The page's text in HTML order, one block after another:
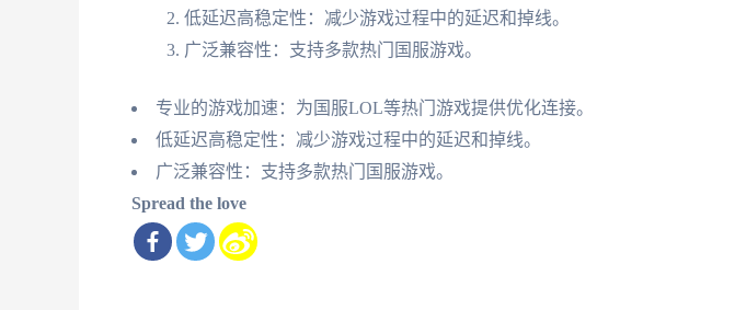
低延迟高稳定性：减少游戏过程中的延迟和掉线。
广泛兼容性：支持多款热门国服游戏。
专业的游戏加速：为国服LOL等热门游戏提供优化连接。
低延迟高稳定性：减少游戏过程中的延迟和掉线。
广泛兼容性：支持多款热门国服游戏。
Spread the love